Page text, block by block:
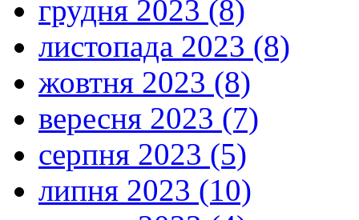
грудня 2023 (8)
листопада 2023 (8)
жовтня 2023 (8)
вересня 2023 (7)
серпня 2023 (5)
липня 2023 (10)